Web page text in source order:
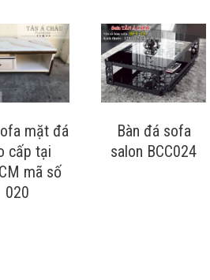
mặt đá
cấp tại
mã số
020
Bàn đá sofa
salon BCC024